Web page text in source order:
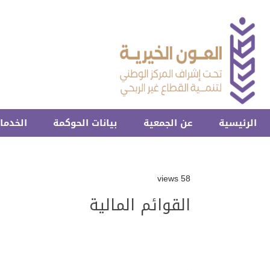
الرئيسية عن الجمعية بيانات الحوكمة
58 views
القوائم المالية